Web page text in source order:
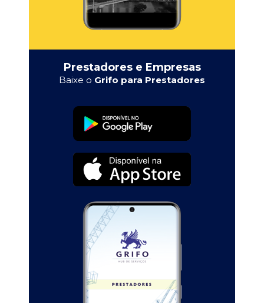
Prestadores e Empresas
Baixe o Grifo para Prestadores